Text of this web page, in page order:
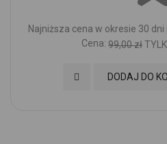
Najniższa cena w okresie 30
Cena: 99,00 zł
DODAJ DO
Dodaj do Ulubionych